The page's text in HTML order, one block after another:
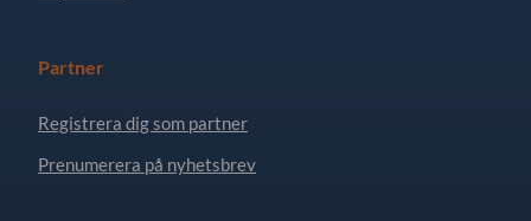
Partner
Registrera dig som partner
Prenumerera på nyhetsbrev